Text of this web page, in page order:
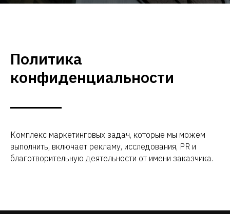
Политика
конфиденциальности
Комплекс маркетинговых задач, которые мы можем
выполнить, включает рекламу, исследования, PR и
благотворительную деятельности от имени заказчика.